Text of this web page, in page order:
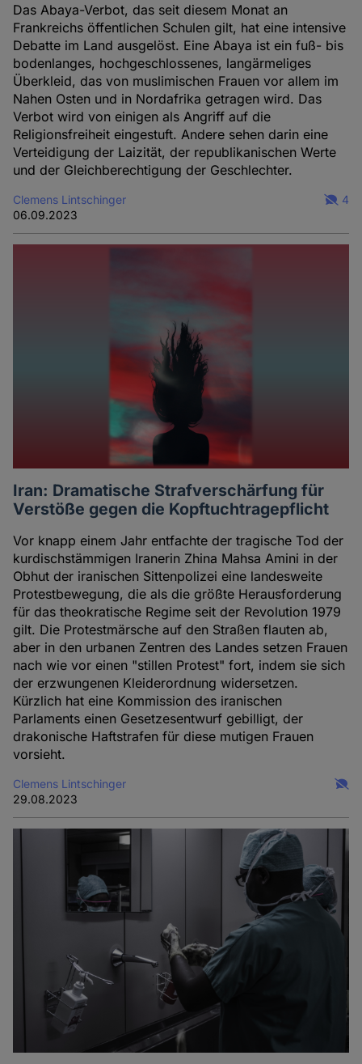
Das Abaya-Verbot, das seit diesem Monat an
Frankreichs öffentlichen Schulen gilt, hat eine intensive
Debatte im Land ausgelöst. Eine Abaya ist ein fuß- bis
bodenlanges, hochgeschlossenes, langärmeliges
Überkleid, das von muslimischen Frauen vor allem im
Nahen Osten und in Nordafrika getragen wird. Das
Verbot wird von einigen als Angriff auf die
Religionsfreiheit eingestuft. Andere sehen darin eine
Verteidigung der Laizität, der republikanischen Werte
und der Gleichberechtigung der Geschlechter.
Clemens Lintschinger
06.09.2023
4
Iran: Dramatische Strafverschärfung für
Verstöße gegen die Kopftuchtragepflicht
Vor knapp einem Jahr entfachte der tragische Tod der
kurdischstämmigen Iranerin Zhina Mahsa Amini in der
Obhut der iranischen Sittenpolizei eine landesweite
Protestbewegung, die als die größte Herausforderung
für das theokratische Regime seit der Revolution 1979
gilt. Die Protestmärsche auf den Straßen flauten ab,
aber in den urbanen Zentren des Landes setzen Frauen
nach wie vor einen "stillen Protest" fort, indem sie sich
der erzwungenen Kleiderordnung widersetzen.
Kürzlich hat eine Kommission des iranischen
Parlaments einen Gesetzesentwurf gebilligt, der
drakonische Haftstrafen für diese mutigen Frauen
vorsieht.
Clemens Lintschinger
29.08.2023